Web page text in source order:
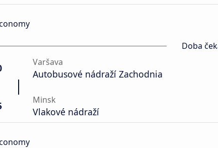
Doba
Varšava
Autobusové nádraží Zachodnia
Minsk
Vlakové nádraží